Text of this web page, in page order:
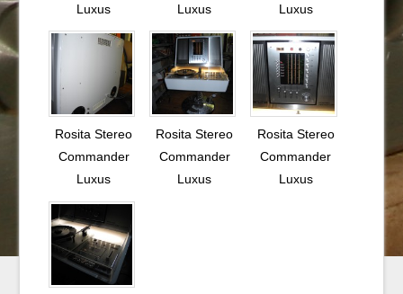
Luxus
Luxus
Luxus
Rosita Stereo
Commander
Luxus
Rosita Stereo
Commander
Luxus
Rosita Stereo
Commander
Luxus